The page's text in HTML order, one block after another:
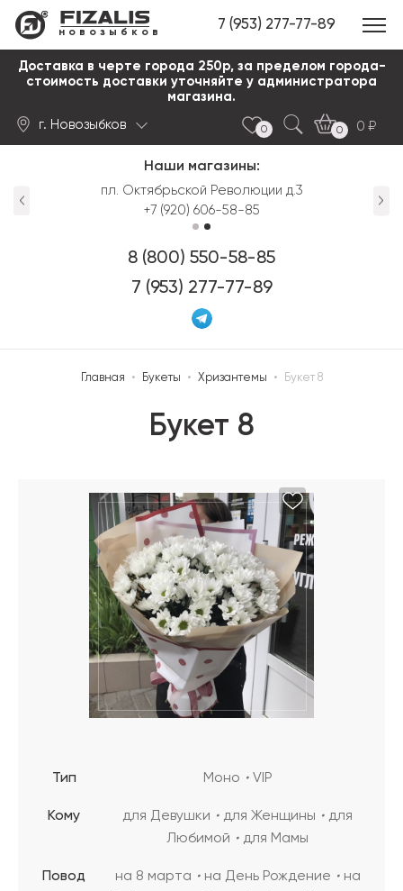
новозыбков 7 (953) 277-77-89
Доставка в черте города 250р, за пределом города-
стоимость доставки уточняйте у администратора
магазина.
г. Новозыбков 0 0
0
Наши магазины:
пл. Октябрьской Революции д.3
+7 (920) 606-58-85
8 (800) 550-58-85
7 (953) 277-77-89
Главная • Букеты • Хризантемы • Букет 8
Букет 8
Тип Моно VIP
Кому для Девушки для Женщины
для
Любимой
для Мамы
Повод на 8 марта на День Рождение
на